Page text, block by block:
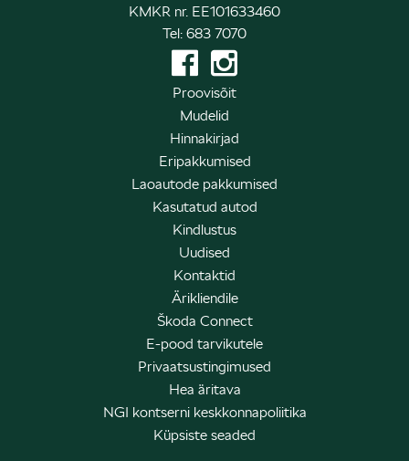
KMKR nr. EE101633460
Tel: 683 7070
Proovisõit
Mudelid
Hinnakirjad
Eripakkumised
Laoautode pakkumised
Kasutatud autod
Kindlustus
Uudised
Kontaktid
Ärikliendile
Škoda Connect
E-pood tarvikutele
Privaatsustingimused
Hea äritava
NGI kontserni keskkonnapoliitika
Küpsiste seaded